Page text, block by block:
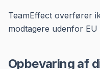
TeamEffect overfører
modtagere udenfor EU
Opbevaring af